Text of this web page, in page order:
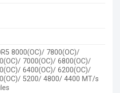
8000(OC)/ 7800(OC)/
7000(OC)/ 6800(OC)/
6400(OC)/ 6200(OC)/
5200/ 4800/ 4400 MT/s